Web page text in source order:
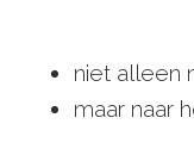
niet alleen
maar naar